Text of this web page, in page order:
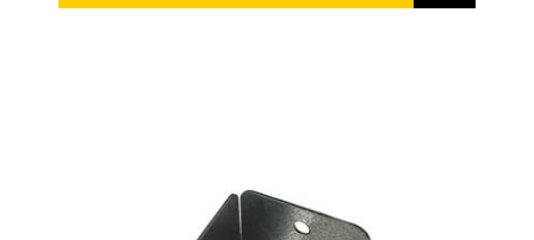
available waxed or unwaxed. If you want to wax ANEL